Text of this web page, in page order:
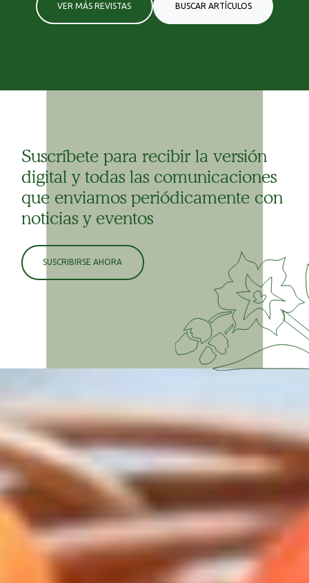
VER MÁS REVISTAS BUSCAR ARTÍCULOS
Suscríbete para recibir la versión
digital y todas las comunicaciones
que enviamos periódicamente con
noticias y eventos
SUSCRIBIRSE AHORA